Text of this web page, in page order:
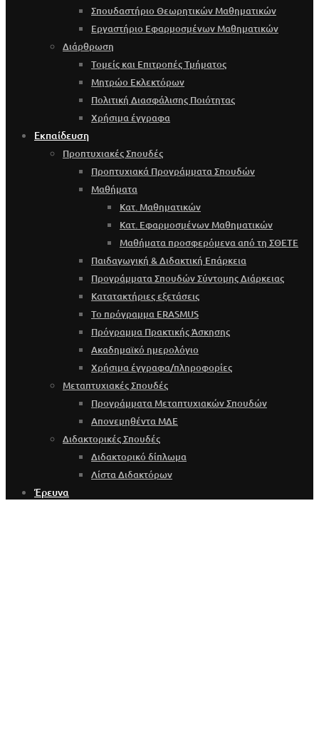
Σπουδαστήριο Θεωρητικών Μαθηματικών
Εργαστήριο Εφαρμοσμένων Μαθηματικών
Διάρθρωση
Τομείς και Επιτροπές Τμήματος
Μητρώο Εκλεκτόρων
Πολιτική Διασφάλισης Ποιότητας
Χρήσιμα έγγραφα
Εκπαίδευση
Προπτυχιακές Σπουδές
Προπτυχιακά Προγράμματα Σπουδών
Μαθήματα
Κατ. Μαθηματικών
Κατ. Εφαρμοσμένων Μαθηματικών
Μαθήματα προσφερόμενα από τη ΣΘΕΤΕ
Παιδαγωγική & Διδακτική Επάρκεια
Προγράμματα Σπουδών Σύντομης Διάρκειας
Κατατακτήριες εξετάσεις
Το πρόγραμμα ERASMUS
Πρόγραμμα Πρακτικής Άσκησης
Ακαδημαϊκό ημερολόγιο
Χρήσιμα έγγραφα/πληροφορίες
Μεταπτυχιακές Σπουδές
Προγράμματα Μεταπτυχιακών Σπουδών
Απονεμηθέντα ΜΔΕ
Διδακτορικές Σπουδές
Διδακτορικό δίπλωμα
Λίστα Διδακτόρων
Έρευνα